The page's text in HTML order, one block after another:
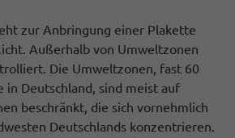
zur Anbringung einer Plakette
Außerhalb von Umweltzonen
Die Umweltzonen, fast 60
Deutschland, sind meist auf
beschränkt, die sich vornehmlich
Deutschlands konzentrieren.